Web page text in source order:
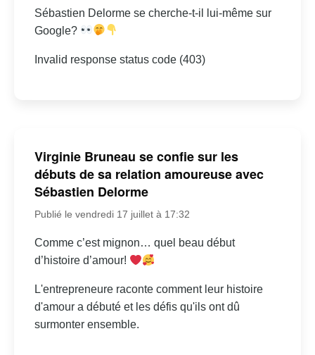
Sébastien Delorme se cherche-t-il lui-même sur
Google?
Invalid response status code (403)
Virginie Bruneau se confie sur les
débuts de sa relation amoureuse avec
Sébastien Delorme
Publié le vendredi 17 juillet à 17:32
Comme c’est mignon… quel beau début
d’histoire d’amour!
L'entrepreneure raconte comment leur histoire
d'amour a débuté et les défis qu'ils ont dû
surmonter ensemble.